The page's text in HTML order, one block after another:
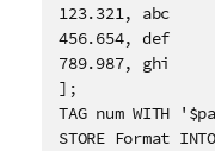
123.321, abc
456.654, def
789.987, ghi
];